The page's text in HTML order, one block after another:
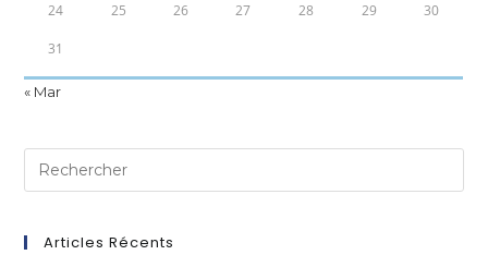
24 25 26 27 28 29 30
31
« Mar
Articles Récents